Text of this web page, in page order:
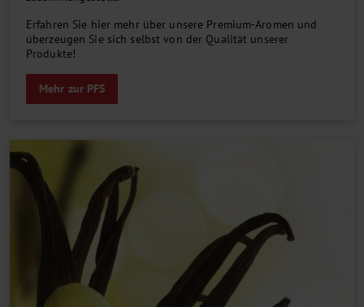
Erfahren Sie hier mehr über unsere Premium-Aromen und
überzeugen Sie sich selbst von der Qualität unserer
Produkte!
Mehr zur PFS